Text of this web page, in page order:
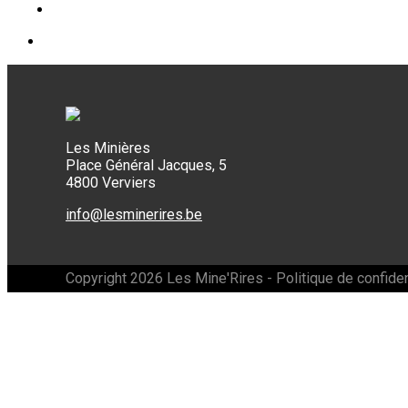
Les Minières
Place Général Jacques, 5
4800 Verviers
info@lesminerires.be
Copyright 2026 Les Mine'Rires - Politique de